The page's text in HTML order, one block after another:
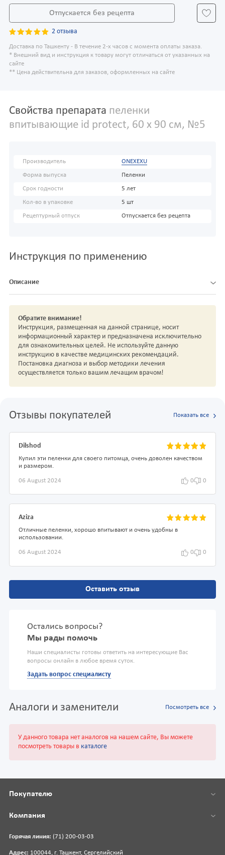
Отпускается без рецепта
2 отзыва
Доставка по Ташкенту - В течение 2-х часов с момента оплаты заказа.
* Внешний вид и инструкция к товару могут отличаться от указанных на
сайте
** Цена действительна для заказов, оформленных на сайте
Свойства препарата пеленки
впитывающие id protect, 60 х 90 см, №5
Производитель ONEXEXU
Форма выпуска Пеленки
Срок годности 5 лет
Кол-во в упаковке 5 шт
Рецептурный отпуск Отпускается без рецепта
Инструкция по применению
Описание
Обратите внимание!
Инструкция, размещенная на данной странице, носит
информационный характер и предназначена исключительно
для ознакомительных целей. Не используйте данную
инструкцию в качестве медицинских рекомендаций.
Постановка диагноза и выбор методики лечения
осуществляется только вашим лечащим врачом!
Отзывы покупателей Показать все
Dilshod
Купил эти пеленки для своего питомца, очень доволен качеством
и размером.
06 August 2024 0 0
Aziza
Отличные пеленки, хорошо впитывают и очень удобны в
использовании.
06 August 2024 0 0
Оставить отзыв
Остались вопросы?
Мы рады помочь
Наши специалисты готовы ответить на интересующие Вас
вопросы онлайн в любое время суток.
Задать вопрос специалисту
Аналоги и заменители Посмотреть все
У данного товара нет аналогов на нашем сайте, Вы можете
посмотреть товары в каталоге
Горячая линия: (71) 200-03-03
Адрес: 100044, г. Ташкент, Сергелийский
Покупателю
Компания